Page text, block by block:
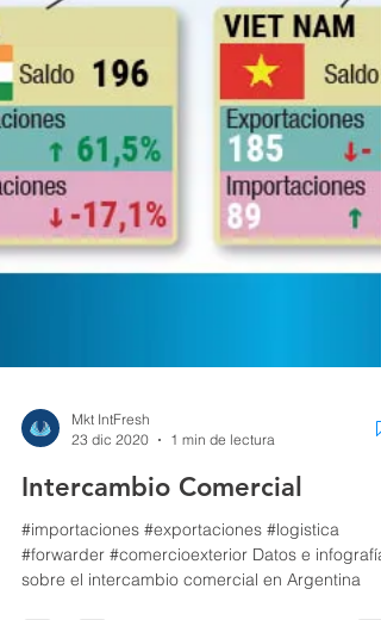
23 dic 2020
1 min de lectura
Intercambio Comercial